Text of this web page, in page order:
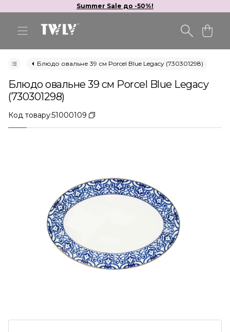
Summer Sale до -50%!
Блюдо овальне 39 см Porcel Blue Legacy (730301298)
Блюдо овальне 39 см Porcel Blue Legacy
(730301298)
Код товару:51000109